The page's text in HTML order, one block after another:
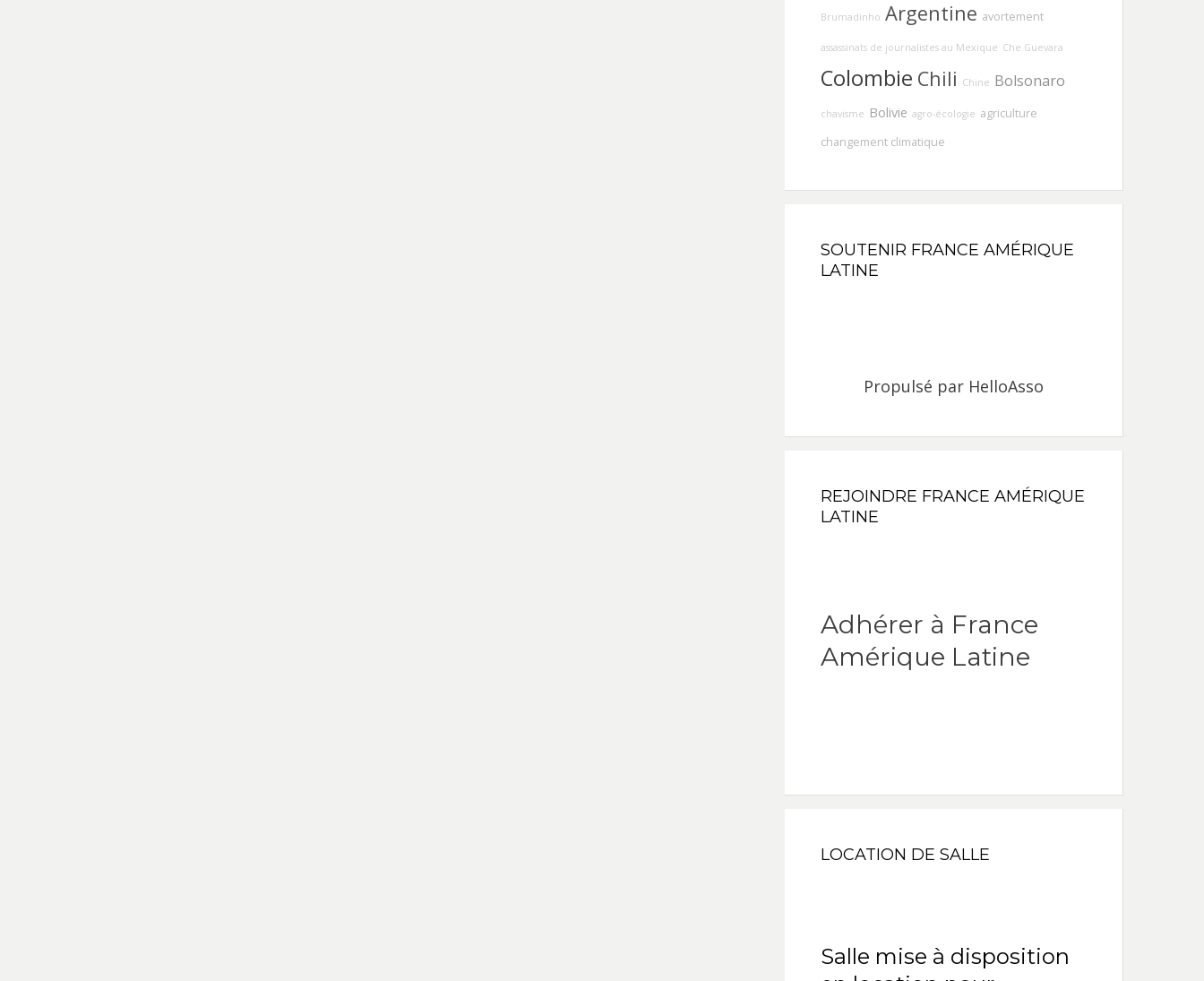
Brumadinho Argentine avortement
assassinats de journalistes au Mexique Che Guevara
Colombie Chili Chine Bolsonaro
chavisme Bolivie agro-écologie agriculture
changement climatique
SOUTENIR FRANCE AMÉRIQUE
LATINE
Propulsé par HelloAsso
REJOINDRE FRANCE AMÉRIQUE
LATINE
Adhérer à France
Amérique Latine
LOCATION DE SALLE
Salle mise à disposition